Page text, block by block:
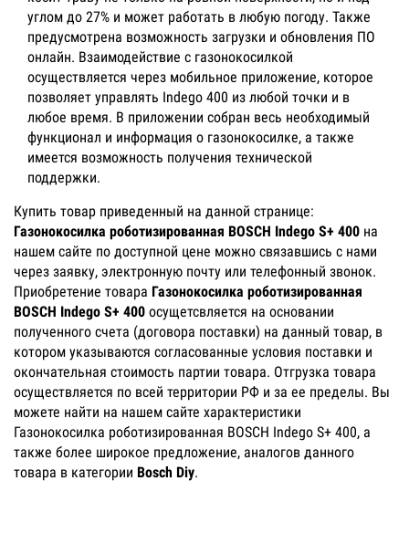
углом до 27% и может работать в любую погоду. Также
предусмотрена возможность загрузки и обновления ПО
онлайн. Взаимодействие с газонокосилкой
осуществляется через мобильное приложение, которое
позволяет управлять Indego 400 из любой точки и в
любое время. В приложении собран весь необходимый
функционал и информация о газонокосилке, а также
имеется возможность получения технической
поддержки.
Купить товар приведенный на данной странице:
Газонокосилка роботизированная BOSCH Indego S+ 400 на
нашем сайте по доступной цене можно связавшись с нами
через заявку, электронную почту или телефонный звонок.
Приобретение товара Газонокосилка роботизированная
BOSCH Indego S+ 400 осущетсвляется на основании
полученного счета (договора поставки) на данный товар, в
котором указываются согласованные условия поставки и
окончательная стоимость партии товара. Отгрузка товара
осуществляется по всей территории РФ и за ее пределы. Вы
можете найти на нашем сайте характеристики
Газонокосилка роботизированная BOSCH Indego S+ 400, а
также более широкое предложение, аналогов данного
товара в категории Bosch Diy.